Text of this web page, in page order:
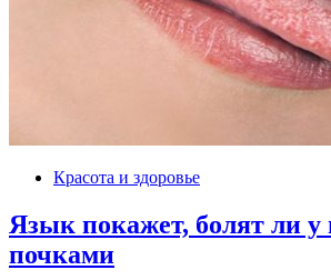
Красота и здоровье
Язык покажет, болят ли у
почками